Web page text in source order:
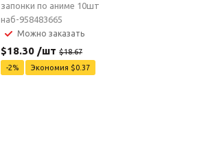
запонки по аниме 10шт
наб-958483665
Можно заказать
$18.30 /шт $18.67
-2% Экономия $0.37